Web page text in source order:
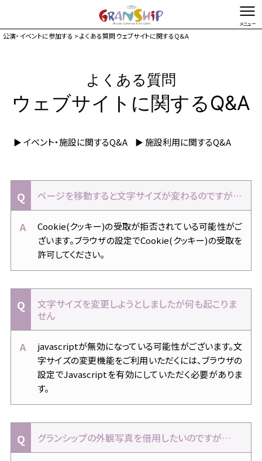
お問い合わせ・ご意見 Foreign language
イベントカレンダー
施設ガイド
お知らせ
マガジン
グランシップとは
これまでの取り組み
よくある質問
公演・イベントに参加する > よくある質問 ウェブサイトに関するQ&A
よくある質問
ウェブサイトに関するQ&A
▶ イベント・施設に関するQ&A ▶ 施設利用に関するQ&A
ページを移動すると文字サイズが変わるのですが…
Cookie(クッキー)の受取が拒否されている可能性がご
ざいます。ブラウザの設定でCookie(クッキー)の受取を
許可してください。
文字サイズを変更しようとしましたが何も起こりま
せん
javascriptが無効になっている可能性がございます。文
字サイズの変更機能をご利用いただくには、ブラウザの
設定でJavascriptを有効にしていただく必要がありま
す。
グランシップの外観写真を借用したいのですが…